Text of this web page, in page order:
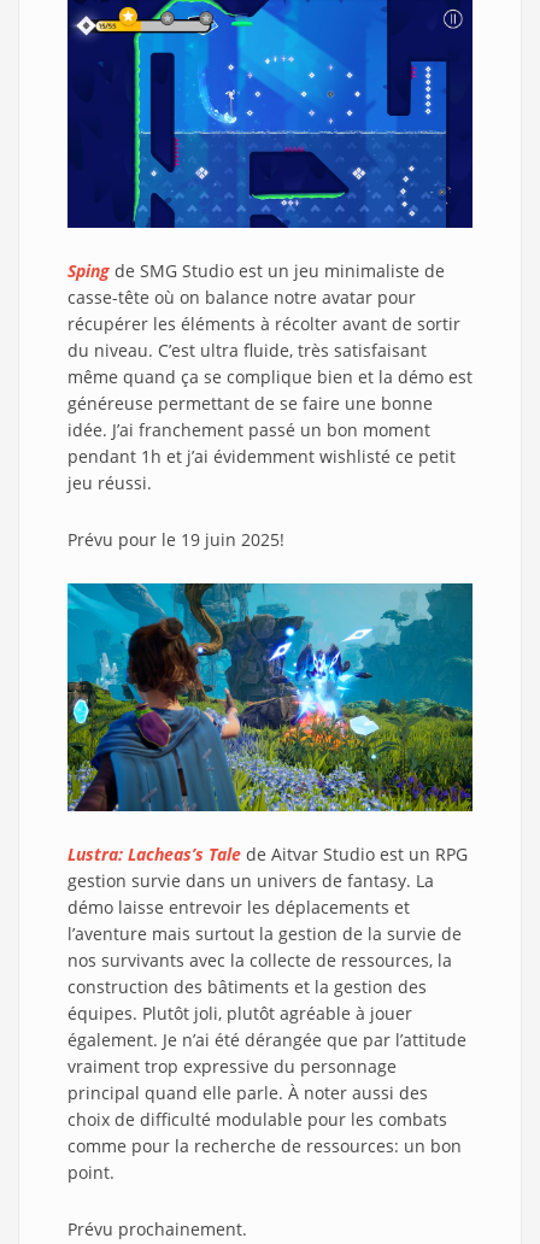
Sping de SMG Studio est un jeu minimaliste de
casse-tête où on balance notre avatar pour
récupérer les éléments à récolter avant de sortir
du niveau. C’est ultra fluide, très satisfaisant
même quand ça se complique bien et la démo est
généreuse permettant de se faire une bonne
idée. J’ai franchement passé un bon moment
pendant 1h et j’ai évidemment wishlisté ce petit
jeu réussi.
Prévu pour le 19 juin 2025!
Lustra: Lacheas’s Tale de Aitvar Studio est un RPG
gestion survie dans un univers de fantasy. La
démo laisse entrevoir les déplacements et
l’aventure mais surtout la gestion de la survie de
nos survivants avec la collecte de ressources, la
construction des bâtiments et la gestion des
équipes. Plutôt joli, plutôt agréable à jouer
également. Je n’ai été dérangée que par l’attitude
vraiment trop expressive du personnage
principal quand elle parle. À noter aussi des
choix de difficulté modulable pour les combats
comme pour la recherche de ressources: un bon
point.
Prévu prochainement.